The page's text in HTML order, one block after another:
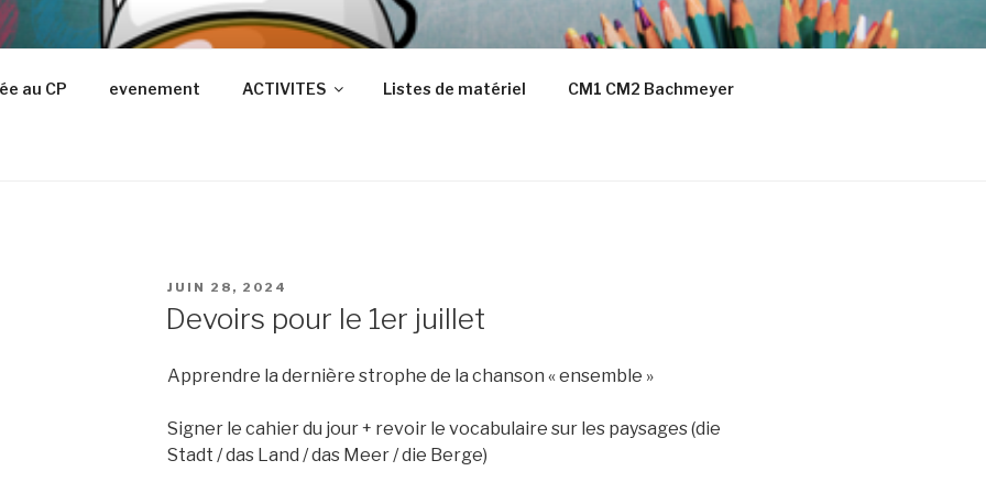
au CP evenement ACTIVITES Listes de matériel CM1 CM2 Bachmeyer
PUBLIÉ
JUIN 28, 2024
Devoirs pour le 1er juillet
Apprendre la dernière strophe de la chanson « ensemble »
Signer le cahier du jour + revoir le vocabulaire sur les paysages (die
Stadt / das Land / das Meer / die Berge)